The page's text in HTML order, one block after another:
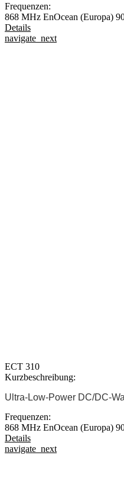
Frequenzen:
868 MHz EnOcean (Europa)
Details
navigate_next
ECT 310
Kurzbeschreibung:
Ultra-Low-Power DC/DC-
Frequenzen:
868 MHz EnOcean (Europa)
Details
navigate_next